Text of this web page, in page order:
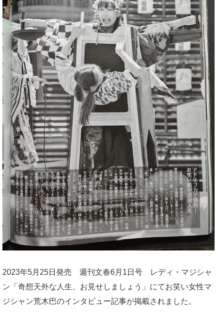
2023年5月25日発売 週刊文春6月1日号 レディ・マジシャ
ン「奇想天外な人生、お見せしましょう」にてお笑い女性マ
ジシャン荒木巴のインタビュー記事が掲載されました。